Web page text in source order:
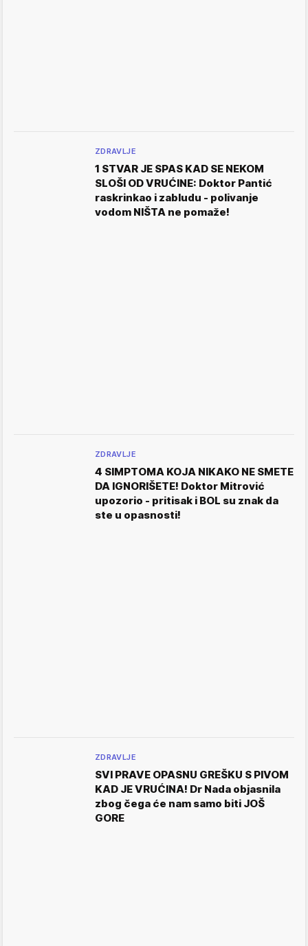
ZDRAVLJE
1 STVAR JE SPAS KAD SE NEKOM
SLOŠI OD VRUĆINE: Doktor Pantić
raskrinkao i zabludu - polivanje
vodom NIŠTA ne pomaže!
ZDRAVLJE
4 SIMPTOMA KOJA NIKAKO NE SMETE
DA IGNORIŠETE! Doktor Mitrović
upozorio - pritisak i BOL su znak da
ste u opasnosti!
ZDRAVLJE
SVI PRAVE OPASNU GREŠKU S PIVOM
KAD JE VRUĆINA! Dr Nada objasnila
zbog čega će nam samo biti JOŠ
GORE